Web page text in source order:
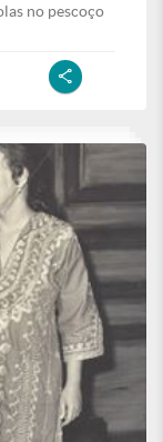
no pescoço